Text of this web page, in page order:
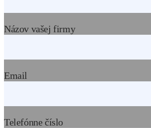
Názov vašej firmy
Email
Telefónne číslo